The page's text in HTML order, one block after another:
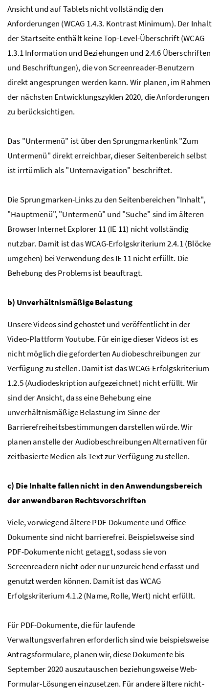
Ansicht und auf Tablets nicht vollständig den
Anforderungen (WCAG 1.4.3. Kontrast Minimum). Der Inhalt
der Startseite enthält keine Top-Level-Überschrift (WCAG
1.3.1 Information und Beziehungen und 2.4.6 Überschriften
und Beschriftungen), die von Screenreader-Benutzern
direkt angesprungen werden kann. Wir planen, im Rahmen
der nächsten Entwicklungszyklen 2020, die Anforderungen
zu berücksichtigen.
Das "Untermenü" ist über den Sprungmarkenlink "Zum
Untermenü" direkt erreichbar, dieser Seitenbereich selbst
ist irrtümlich als "Unternavigation" beschriftet.
Die Sprungmarken-Links zu den Seitenbereichen "Inhalt",
"Hauptmenü", "Untermenü" und "Suche" sind im älteren
BrowserInternet Explorer 11 (IE 11) nicht vollständig
nutzbar. Damit ist das WCAG-Erfolgskriterium 2.4.1 (Blöcke
umgehen) bei Verwendung des IE 11 nicht erfüllt. Die
Behebung des Problems ist beauftragt.
b) Unverhältnismäßige Belastung
Unsere Videos sind gehostet und veröffentlicht in der
Video-Plattform Youtube. Für einige dieser Videos ist es
nicht möglich die geforderten Audiobeschreibungen zur
Verfügung zu stellen. Damit ist das WCAG-Erfolgskriterium
1.2.5 (Audiodeskription aufgezeichnet) nicht erfüllt. Wir
sind der Ansicht, dass eine Behebung eine
unverhältnismäßige Belastung im Sinne der
Barrierefreiheitsbestimmungen darstellen würde. Wir
planen anstelle der Audiobeschreibungen Alternativen für
zeitbasierte Medien als Text zur Verfügung zu stellen.
c) Die Inhalte fallen nicht in den Anwendungsbereich
der anwendbaren Rechtsvorschriften
Viele, vorwiegend älterePDF-Dokumente und Office-
Dokumente sind nicht barrierefrei. Beispielsweise sind
PDF-Dokumente nicht getaggt, sodass sie von
Screenreadern nicht oder nur unzureichend erfasst und
genutzt werden können. Damit ist das WCAG
Erfolgskriterium 4.1.2 (Name, Rolle, Wert) nicht erfüllt.
Für PDF-Dokumente, die für laufende
Verwaltungsverfahren erforderlich sind wie beispielsweise
Antragsformulare, planen wir, diese Dokumente bis
September 2020 auszutauschen beziehungsweiseWeb-
Formular-Lösungen einzusetzen. Für andere ältere nicht-